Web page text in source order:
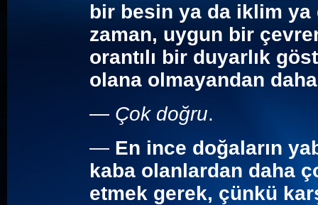
bir besin ya da iklim ya
zaman, uygun bir
orantılı bir duyarlık
olana olmayandan
— Çok doğru.
— En ince doğaların
kaba olanlardan daha
etmek gerek, çünkü